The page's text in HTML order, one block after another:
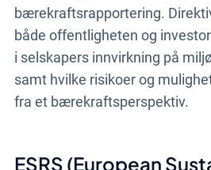
bærekraftsrapportering.
både offentligheten og
i selskapers innvirkning på
samt hvilke risikoer og
fra et bærekraftsperspektiv.
ESRS (European